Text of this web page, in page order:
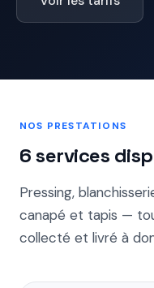
NOS PRESTATIONS
6 services
Pressing,
canapé et tapis —
collecté et livré à